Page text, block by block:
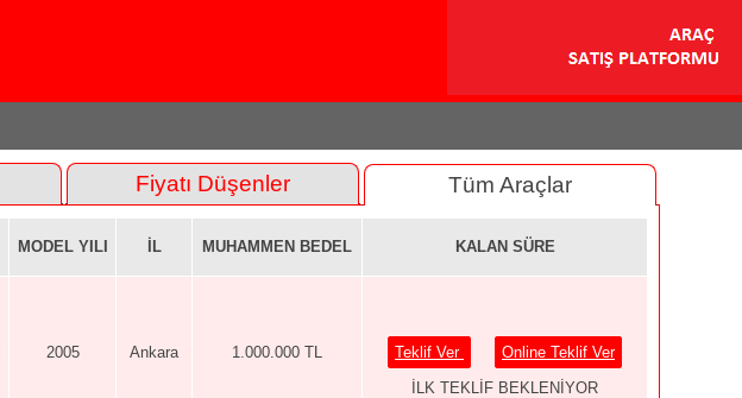
Fiyatı Düşenler Tüm Araçlar
MODEL YILI İL MUHAMMEN BEDEL KALAN SÜRE
2005 Ankara 1.000.000 TL Teklif Ver
Online Teklif Ver
İLK TEKLİF BEKLENİYOR